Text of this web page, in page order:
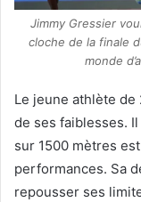
Jimmy Gressier
cloche de la finale
monde
Le jeune athlète
de ses faiblesses.
sur 1500 mètres
performances. Sa
repousser ses